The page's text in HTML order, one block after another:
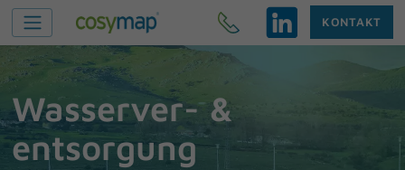
KONTAKT
Wasserver- &
entsorgung